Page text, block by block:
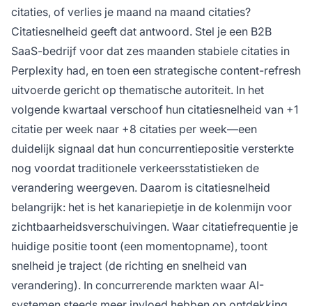
citaties, of verlies je maand na maand citaties?
Citatiesnelheid geeft dat antwoord. Stel je een B2B
SaaS-bedrijf voor dat zes maanden stabiele citaties in
Perplexity had, en toen een strategische content-refresh
uitvoerde gericht op thematische autoriteit. In het
volgende kwartaal verschoof hun citatiesnelheid van +1
citatie per week naar +8 citaties per week—een
duidelijk signaal dat hun concurrentiepositie versterkte
nog voordat traditionele verkeersstatistieken de
verandering weergeven. Daarom is citatiesnelheid
belangrijk: het is het kanariepietje in de kolenmijn voor
zichtbaarheidsverschuivingen. Waar citatiefrequentie je
huidige positie toont (een momentopname), toont
snelheid je traject (de richting en snelheid van
verandering). In concurrerende markten waar AI-